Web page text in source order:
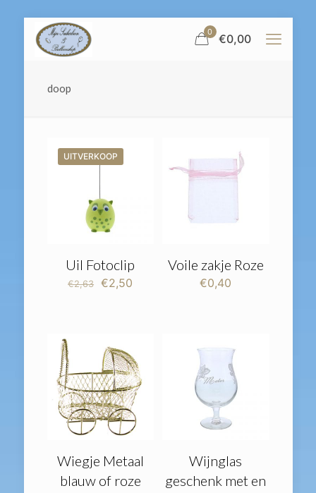
0 €0,00
doop
UITVERKOOP
Uil Fotoclip
€2,63
Oorspronkelijke
€2,50
Voile zakje Roze
€0,40
Wiegje Metaal
blauw of roze
Wijnglas
geschenk met en